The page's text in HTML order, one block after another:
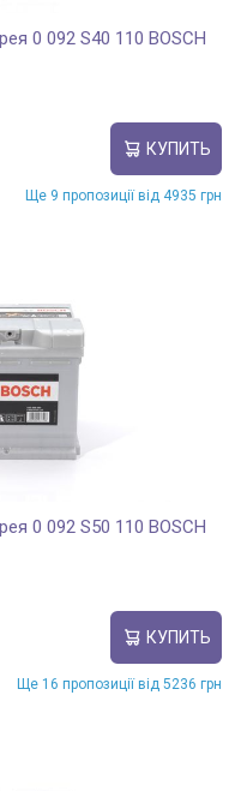
0 092 S40 110 BOSCH
КУПИТЬ
Ще 9 пропозиції від 4935 грн
0 092 S50 110 BOSCH
КУПИТЬ
Ще 16 пропозиції від 5236 грн